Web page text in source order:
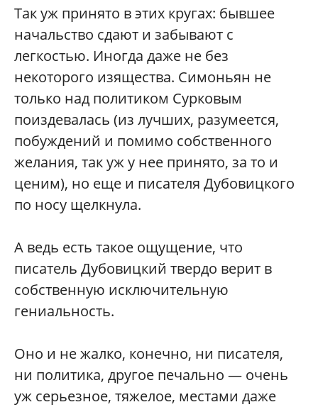
Так уж принято в этих кругах: бывшее
начальство сдают и забывают с
легкостью. Иногда даже не без
некоторого изящества. Симоньян не
только над политиком Сурковым
поиздевалась (из лучших, разумеется,
побуждений и помимо собственного
желания, так уж у нее принято, за то и
ценим), но еще и писателя Дубовицкого
по носу щелкнула.
А ведь есть такое ощущение, что
писатель Дубовицкий твердо верит в
собственную исключительную
гениальность.
Оно и не жалко, конечно, ни писателя,
ни политика, другое печально — очень
уж серьезное, тяжелое, местами даже